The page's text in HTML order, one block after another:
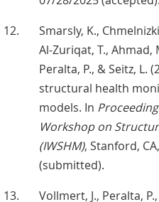
Smarsly, K.,
Al-Zuriqat, T., Ahmad,
Peralta, P., & Seitz, L.
structural health
models. In
Workshop on
(IWSHM), Stanford,
(submitted).
Vollmert, J., Peralta,